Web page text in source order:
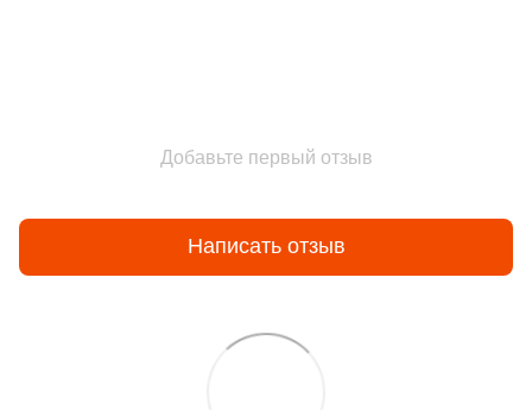
Добавьте первый отзыв
Написать отзыв